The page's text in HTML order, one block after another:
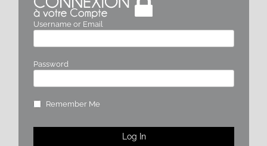
Username or Email
Password
Remember Me